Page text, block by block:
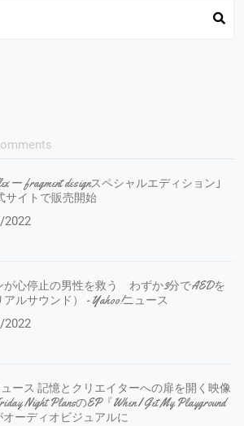
ー fragment designスペシャルエディション｣
サイトで販売開始
2022
が心停止の男性を救う わずか3分でAEDを
ルサウンド） - Yahoo!ニュース
2022
ュース 記憶とクリエイターへの扉を開く映像
Night PlansのEP『When I Get My Playground
オーディオビジュアルに